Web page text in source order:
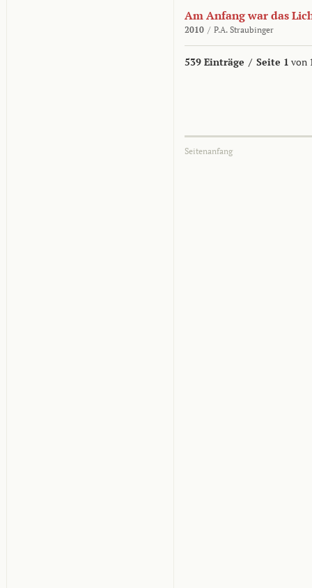
Am Anfang war das
2010 / P.A. Straubinger
539 Einträge / Seite 1 von
Seitenanfang